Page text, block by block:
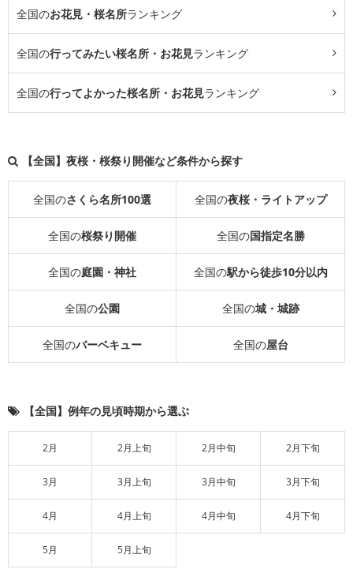
全国のお花見・桜名所ランキング
全国の行ってみたい桜名所・お花見ランキング
全国の行ってよかった桜名所・お花見ランキング
【全国】夜桜・桜祭り開催など条件から探す
全国のさくら名所100選 全国の夜桜・ライトアップ
全国の桜祭り開催 全国の国指定名勝
全国の庭園・神社 全国の駅から徒歩10分以内
全国の公園 全国の城・城跡
全国のバーベキュー 全国の屋台
【全国】例年の見頃時期から選ぶ
2月 2月上旬 2月中旬 2月下旬
3月 3月上旬 3月中旬 3月下旬
4月 4月上旬 4月中旬 4月下旬
5月 5月上旬